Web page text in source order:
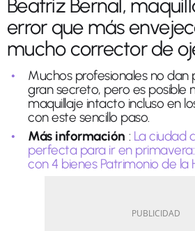
Beatriz Bernal,
error que más
mucho corrector de
Muchos profesionales no dan
gran secreto, pero es posible
maquillaje intacto incluso en
con este sencillo paso.
Más información : La ciudad
perfecta para ir en
con 4 bienes Patrimonio de la